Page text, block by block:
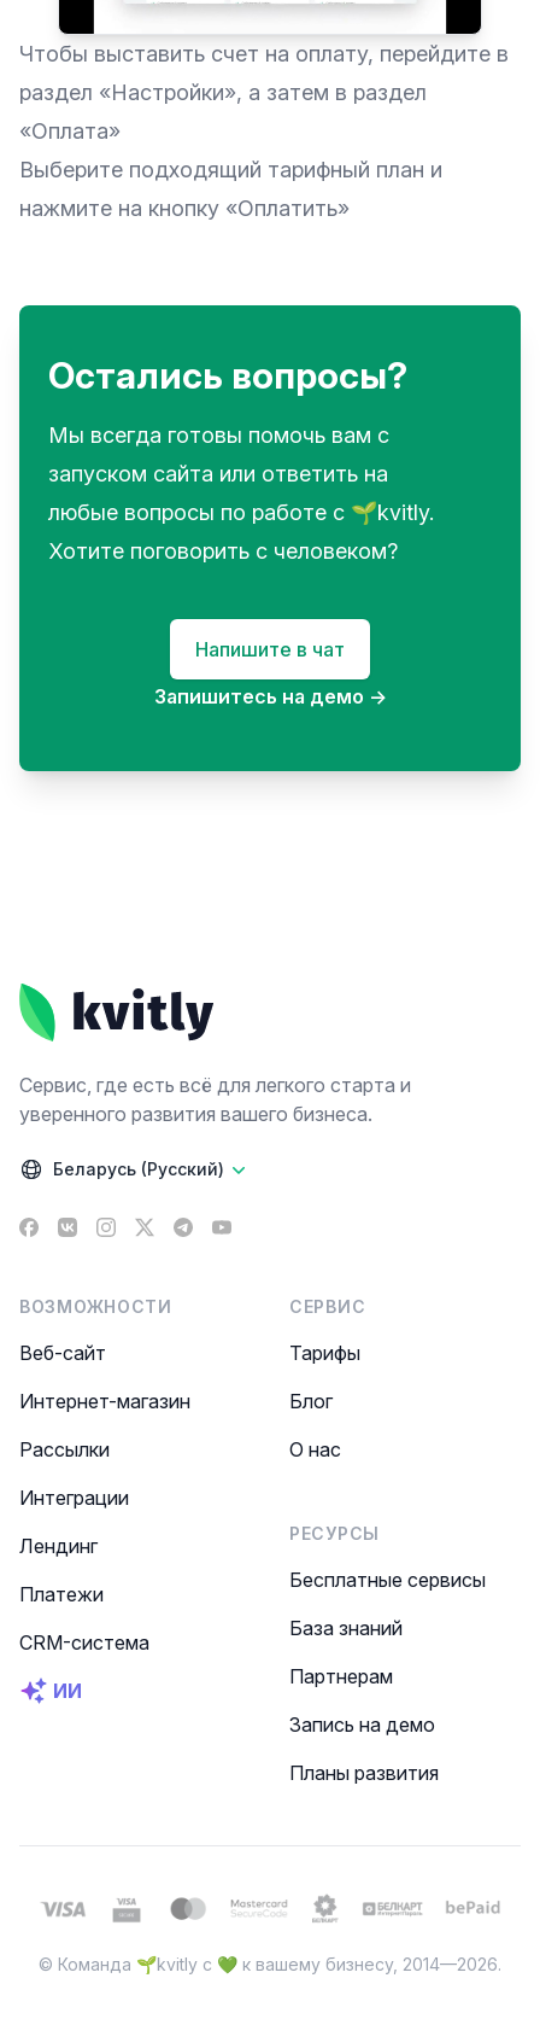
Чтобы выставить счет на оплату, перейдите в
раздел «Настройки», а затем в раздел
«Оплата»
Выберите подходящий тарифный план и
нажмите на кнопку «Оплатить»
Остались вопросы?
Мы всегда готовы помочь вам с
запуском сайта или ответить на
любые вопросы по работе с 🌱kvitly.
Хотите поговорить с человеком?
Напишите в чат
Запишитесь на демо →
Сервис, где есть всё для легкого старта и
уверенного развития вашего бизнеса.
Беларусь (Русский)
Facebook
VK Instagram
X TelegramYouTube
ВОЗМОЖНОСТИ
Веб-сайт
Интернет-магазин
Рассылки
Интеграции
Лендинг
Платежи
CRM-система
ИИ
СЕРВИС
Тарифы
Блог
О нас
РЕСУРСЫ
Бесплатные сервисы
База знаний
Партнерам
Запись на демо
Планы развития
© Команда 🌱kvitly с 💚 к вашему бизнесу, 2014—2026.